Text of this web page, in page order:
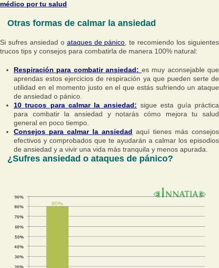
médico por tu salud
Otras formas de calmar la ansiedad
Si sufres ansiedad o ataques de pánico , te recomiendo los siguientes
trucos tips y consejos para combatirla de manera 100% natural:
Respiración para combatir ansiedad: es muy aconsejable que
aprendas estos ejercicios de respiración ya que pueden serte de
utilidad en el momento justo en el que estás sufriendo un ataque
de ansiedad o pánico.
10 trucos para calmar la ansiedad: sigue esta guía práctica
para combatir la ansiedad y notarás cómo mejora tu salud
general en poco tiempo.
Consejos para calmar la ansiedad aquí tienes más consejos
efectivos y comprobados que te ayudarán a calmar los episodios
de ansiedad y a vivir una vida más tranquila y menos apurada.
¿Sufres ansiedad o ataques de pánico?